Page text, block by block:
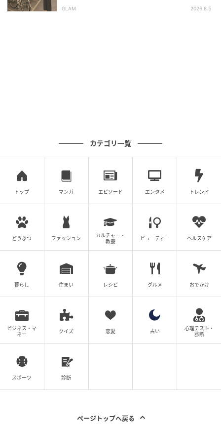
らかったものの、家の中の空気は以前よりずっと穏や
最初は、彼女が何を言っているのかわかりませんでし
「もしかして、元夫が経営者だと思ってる？」
どうやら彼女は、わが家の住まいや生活ぶりを見
て、“元夫が経営者”だと思い込んでいた様子。
しかし、実際に会社を経営していたのは私で、元夫は
一般企業に勤める会社員でした。
その事実だけを淡々と伝えるメッセージを送ると、数
分後に次々と短文の返信が送られてきました。
「え…？ どういうこと？」
「だって彼、自分で会社やってるって……」
どうやら元夫は見栄を張って、自分が経営者だと話し
ていたようでした。
GLAM 2026.8.5
カテゴリ一覧
トップ マンガ エピソード エンタメ トレンド
どうぶつ ファッション
カルチャー・
教養
ビューティー ヘルスケア
暮らし 住まい レシピ グルメ おでかけ
ビジネス・マ
ネー
クイズ 恋愛 占い
心理テスト・
診断
スポーツ 診断
ページトップへ戻る